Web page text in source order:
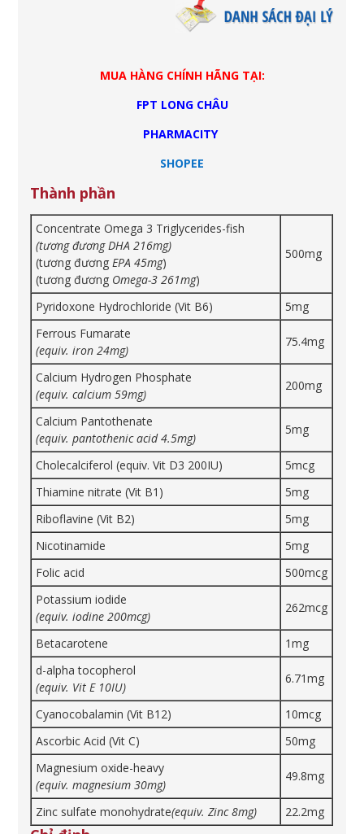
MUA HÀNG CHÍNH HÃNG TẠI:
FPT LONG CHÂU
PHARMACITY
SHOPEE
Thành phần
Concentrate Omega 3 Triglycerides-fish
(tương đương DHA 216mg)
(tương đương EPA 45mg)
(tương đương Omega-3 261mg)
500mg
Pyridoxone Hydrochloride (Vit B6)
5mg
Ferrous Fumarate
(equiv. iron 24mg)
75.4mg
Calcium Hydrogen Phosphate
(equiv. calcium 59mg)
200mg
Calcium Pantothenate
(equiv. pantothenic acid 4.5mg)
5mg
Cholecalciferol (equiv. Vit D3 200IU)
5mcg
Thiamine nitrate (Vit B1)
5mg
Riboflavine (Vit B2)
5mg
Nicotinamide
5mg
Folic acid
500mcg
Potassium iodide
(equiv. iodine 200mcg)
262mcg
Betacarotene
1mg
d-alpha tocopherol
(equiv. Vit E 10IU)
6.71mg
Cyanocobalamin (Vit B12)
10mcg
Ascorbic Acid (Vit C)
50mg
Magnesium oxide-heavy
(equiv. magnesium 30mg)
49.8mg
Zinc sulfate monohydrate(equiv. Zinc 8mg) 22.2mg